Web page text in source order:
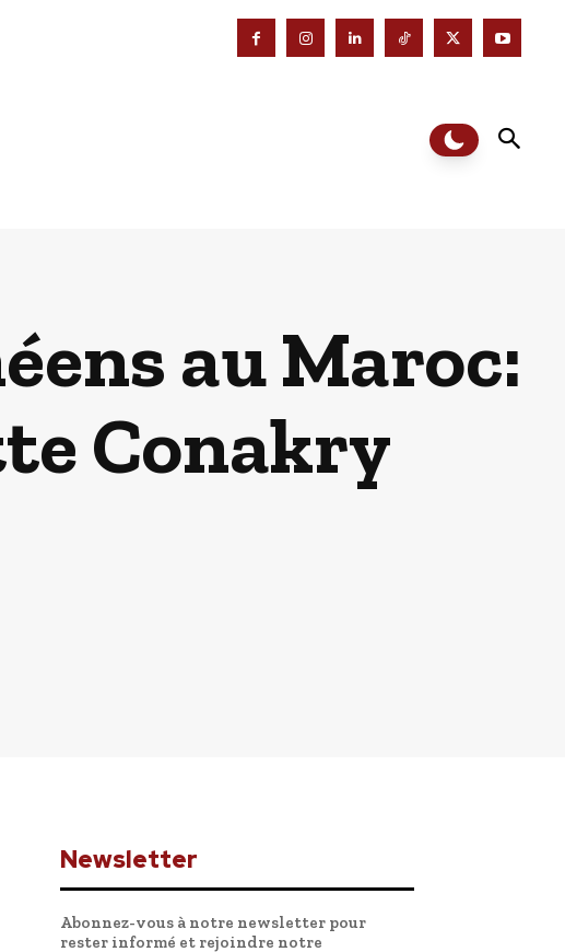
au Maroc:
Conakry
Newsletter
Abonnez-vous à notre newsletter pour
rester informé et rejoindre notre